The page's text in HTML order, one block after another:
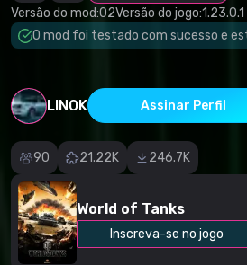
Versão do mod:02Versão do jogo:1.23.0.1
O mod foi testado com sucesso e
LINOK Assinar Perfil
90 21.22K 246.7K
World of Tanks
Inscreva-se no jogo
imprecisa
Outro